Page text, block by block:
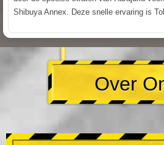
Shibuya Annex. Deze snelle ervaring is
Over